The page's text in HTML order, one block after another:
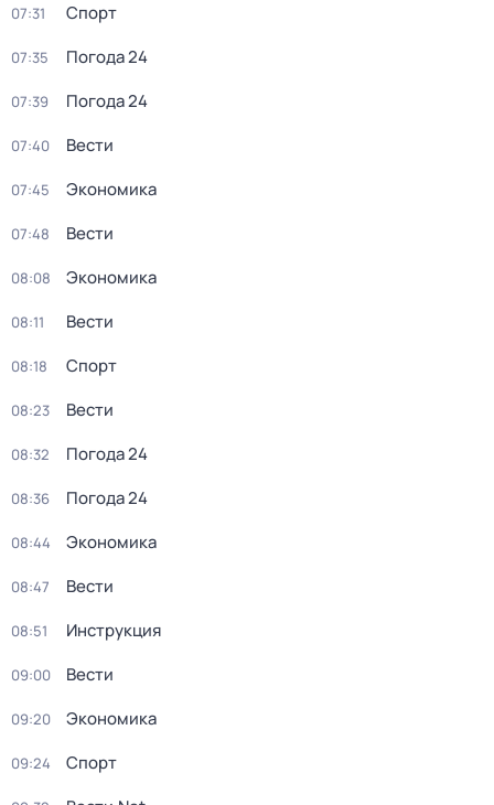
07:31 Спорт
07:35 Погода 24
07:39 Погода 24
07:40 Вести
07:45 Экономика
07:48 Вести
08:08 Экономика
08:11 Вести
08:18 Спорт
08:23 Вести
08:32 Погода 24
08:36 Погода 24
08:44 Экономика
08:47 Вести
08:51 Инструкция
09:00 Вести
09:20 Экономика
09:24 Спорт